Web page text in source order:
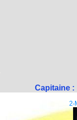
Capitaine :
2-